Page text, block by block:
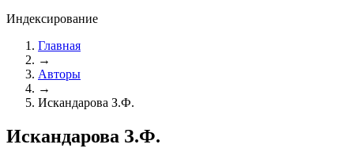
Индексирование
Главная
→
Авторы
→
Искандарова З.Ф.
Искандарова З.Ф.